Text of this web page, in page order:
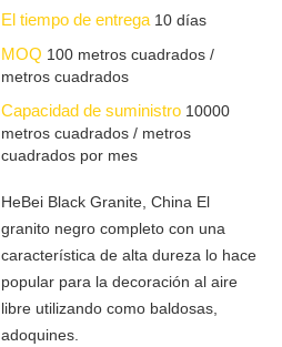
El tiempo de entrega10 días
MOQ 100 metros cuadrados /
metros cuadrados
Capacidad de suministro 10000
metros cuadrados / metros
cuadrados por mes
HeBei Black Granite, China El
granito negro completo con una
característica de alta dureza lo hace
popular para la decoración al aire
libre utilizando como baldosas,
adoquines.